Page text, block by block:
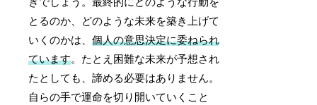
とるのか、どのような未来を築き上げて
いくのかは、個人の意思決定に委ねられ
ています。たとえ困難な未来が予想され
たとしても、諦める必要はありません。
自らの手で運命を切り開いていくこと